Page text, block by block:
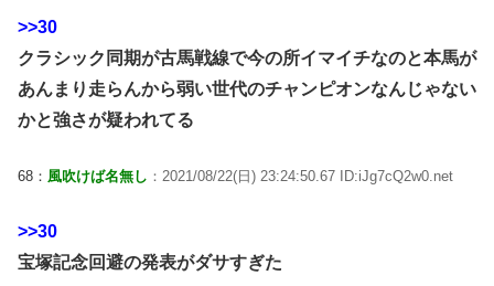
>>30
クラシック同期が古馬戦線で今の所イマイチなのと本馬が
あんまり走らんから弱い世代のチャンピオンなんじゃない
かと強さが疑われてる
68： 風吹けば名無し ：2021/08/22(日) 23:24:50.67 ID:iJg7cQ2w0.net
>>30
宝塚記念回避の発表がダサすぎた